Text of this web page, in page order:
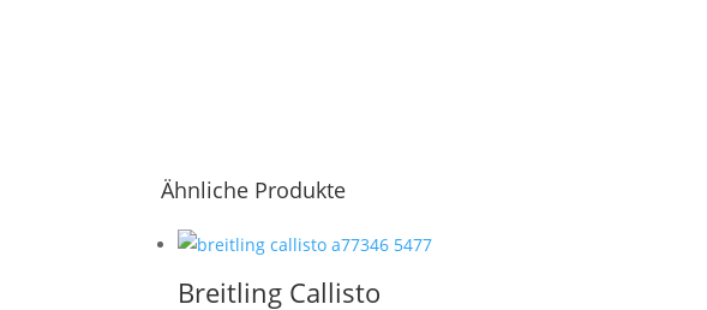
Ähnliche Produkte
Breitling Callisto